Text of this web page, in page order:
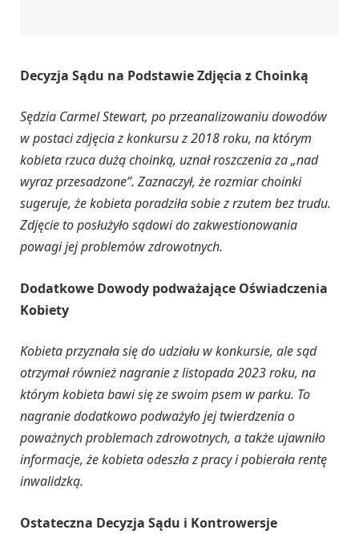
Decyzja Sądu na Podstawie Zdjęcia z Choinką
Sędzia Carmel Stewart, po przeanalizowaniu dowodów
w postaci zdjęcia z konkursu z 2018 roku, na którym
kobieta rzuca dużą choinką, uznał roszczenia za „nad
wyraz przesadzone”. Zaznaczył, że rozmiar choinki
sugeruje, że kobieta poradziła sobie z rzutem bez trudu.
Zdjęcie to posłużyło sądowi do zakwestionowania
powagi jej problemów zdrowotnych.
Dodatkowe Dowody podważające Oświadczenia
Kobiety
Kobieta przyznała się do udziału w konkursie, ale sąd
otrzymał również nagranie z listopada 2023 roku, na
którym kobieta bawi się ze swoim psem w parku. To
nagranie dodatkowo podważyło jej twierdzenia o
poważnych problemach zdrowotnych, a także ujawniło
informacje, że kobieta odeszła z pracy i pobierała rentę
inwalidzką.
Ostateczna Decyzja Sądu i Kontrowersje